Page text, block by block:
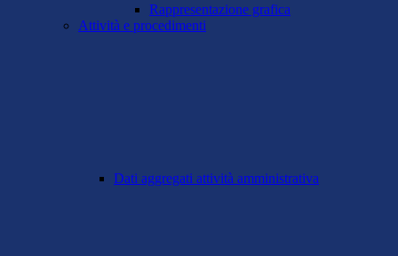
Rappresentazione grafica
Attività e procedimenti
Dati aggregati attività amministrativa